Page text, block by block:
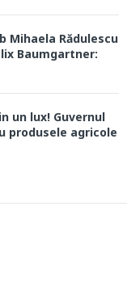
Mihaela Rădulescu
Baumgartner:
un lux! Guvernul
produsele agricole